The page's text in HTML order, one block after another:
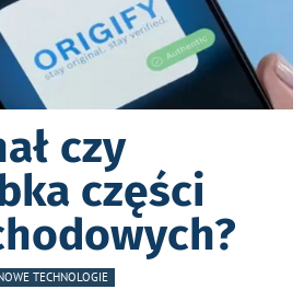
czy
części
TECHNOLOGIE